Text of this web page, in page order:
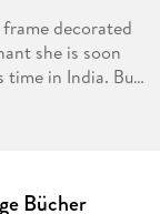
decorated
she is soon
time in India. But
mother and
was born the
Bücher